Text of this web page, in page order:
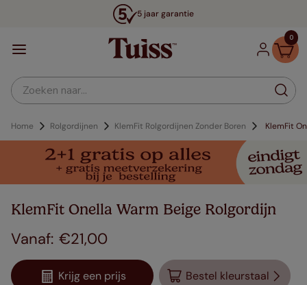
5 jaar garantie
0
Zoeken naar...
Home Rolgordijnen KlemFit Rolgordijnen Zonder Boren KlemFit
KlemFit Onella Warm Beige Rolgordijn
€21,00
Krijg een prijs Bestel kleurstaal